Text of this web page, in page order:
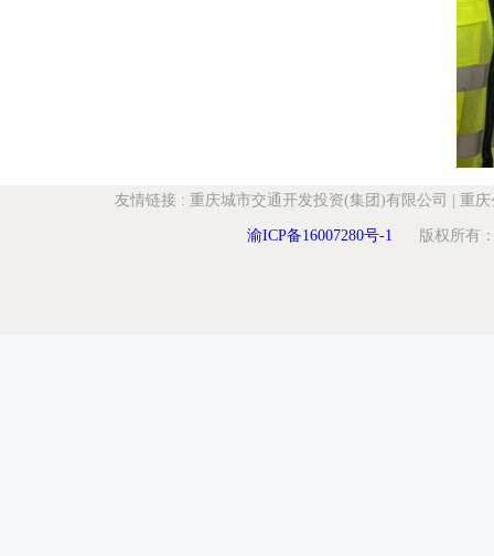
友情链接 : 重庆城市交通开发投资(集团)有限公司 重庆
渝ICP备16007280号-1 版权所有：